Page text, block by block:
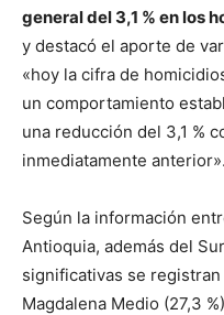
general del 3,1 % en los
y destacó el aporte de
«hoy la cifra de
un comportamiento
una reducción del 3,1 %
inmediatamente anterior».
Según la información
Antioquia, además del
significativas se registran
Magdalena Medio (27,3